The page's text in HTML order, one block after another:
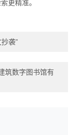
更精准。
袭”
筑数字图书馆有